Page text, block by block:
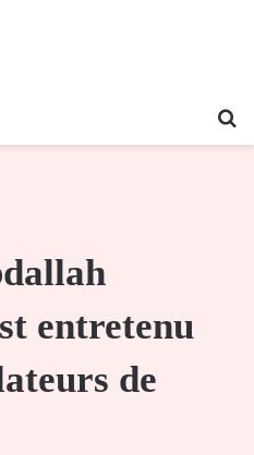
entretenu
de